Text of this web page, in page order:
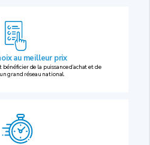
au meilleur prix
bénéficier de la puissance d’achat et de
grand réseau national.